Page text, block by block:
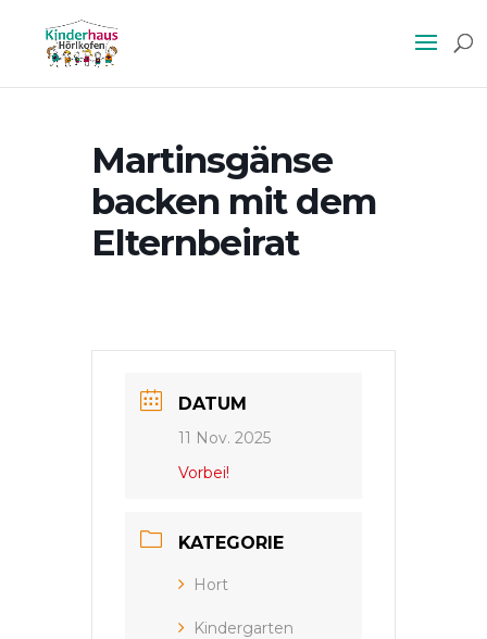
Martinsgänse
backen mit dem
Elternbeirat
DATUM
11 Nov. 2025
Vorbei!
KATEGORIE
Hort
Kindergarten